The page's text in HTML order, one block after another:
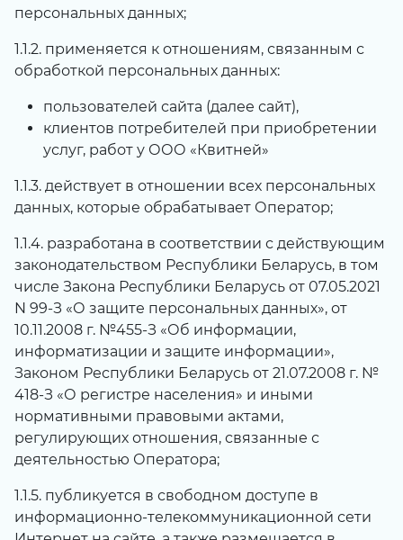
персональных данных;
1.1.2. применяется к отношениям, связанным с
обработкой персональных данных:
пользователей сайта (далее сайт),
клиентов потребителей при приобретении
услуг, работ у ООО «Квитней»
1.1.3. действует в отношении всех персональных
данных, которые обрабатывает Оператор;
1.1.4. разработана в соответствии с действующим
законодательством Республики Беларусь, в том
числе Закона Республики Беларусь от 07.05.2021
N 99-З «О защите персональных данных», от
10.11.2008 г. №455-З «Об информации,
информатизации и защите информации»,
Законом Республики Беларусь от 21.07.2008 г. №
418-З «О регистре населения» и иными
нормативными правовыми актами,
регулирующих отношения, связанные с
деятельностью Оператора;
1.1.5. публикуется в свободном доступе в
информационно-телекоммуникационной сети